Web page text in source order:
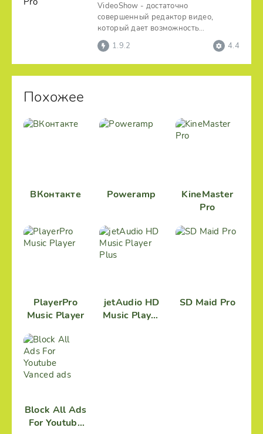
VideoShow - достаточно
совершенный редактор видео,
который дает возможность
производить монтаж
непосредственно на
1.9.2 4.4
Похожее
ВКонтакте Poweramp
KineMaster
Pro
PlayerPro
Music Player
jetAudio HD
Music Player
SD Maid Pro
Block All Ads
For Youtube